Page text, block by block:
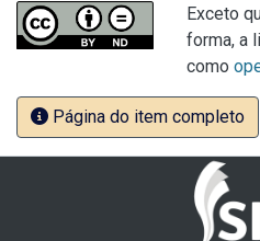
Exceto
forma, a
como
Página do item completo